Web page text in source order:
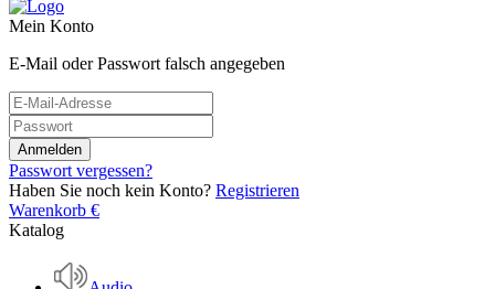
Mein Konto
E-Mail oder Passwort falsch angegeben
Passwort vergessen?
Haben Sie noch kein Konto? Registrieren
Warenkorb €
Katalog